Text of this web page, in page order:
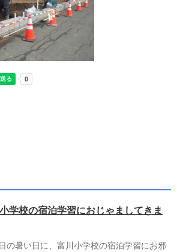
学校の宿泊学習におじゃましてきま
の暑い日に、富川小学校の宿泊学習にお邪